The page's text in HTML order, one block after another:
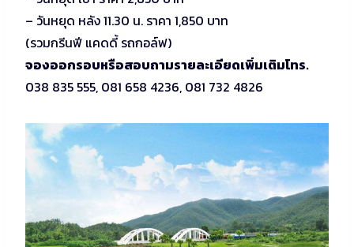
– วันหยุด หลัง 11.30 น. ราคา 1,850 บาท
(รวมกรีนฟี แคดดี้ รถกอล์ฟ)
จองออกรอบหรือสอบถามรายละเอียดเพิ่มเติมโทร.
038 835 555, 081 658 4236, 081 732 4826